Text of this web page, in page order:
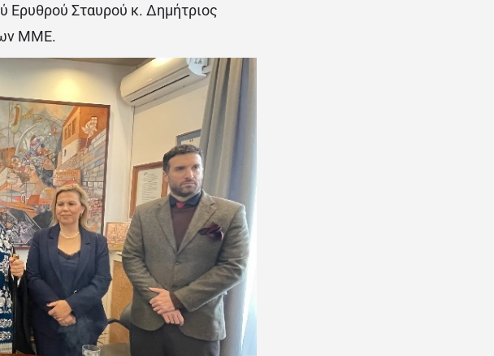
Ερυθρού Σταυρού κ. Δημήτριος
ΜΜΕ.